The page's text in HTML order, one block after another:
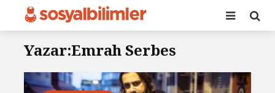
Yazar:Emrah Serbes